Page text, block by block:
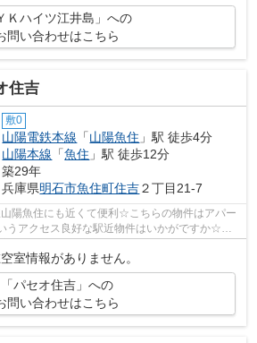
Ｋハイツ江井島」への
問い合わせはこちら
住吉
敷0
山陽電鉄本線 「山陽魚住 」駅 徒歩4分
山陽本線 「魚住 」駅 徒歩12分
築29年
兵庫県明石市魚住町住吉２丁目21-7
陽魚住にも近くて便利☆こちらの物件はアパー
うアクセス良好な駅近物件はいかがですか☆ニ
室情報がありません。
「パセオ住吉」への
問い合わせはこちら